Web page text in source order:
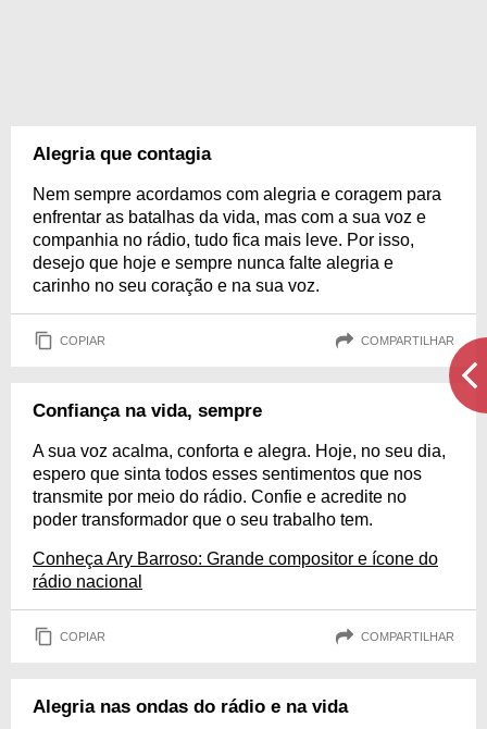
Alegria que contagia
Nem sempre acordamos com alegria e coragem para
enfrentar as batalhas da vida, mas com a sua voz e
companhia no rádio, tudo fica mais leve. Por isso,
desejo que hoje e sempre nunca falte alegria e
carinho no seu coração e na sua voz.
COPIAR COMPARTILHAR
Confiança na vida, sempre
A sua voz acalma, conforta e alegra. Hoje, no seu dia,
espero que sinta todos esses sentimentos que nos
transmite por meio do rádio. Confie e acredite no
poder transformador que o seu trabalho tem.
Conheça Ary Barroso: Grande compositor e ícone do
rádio nacional
COPIAR COMPARTILHAR
Alegria nas ondas do rádio e na vida